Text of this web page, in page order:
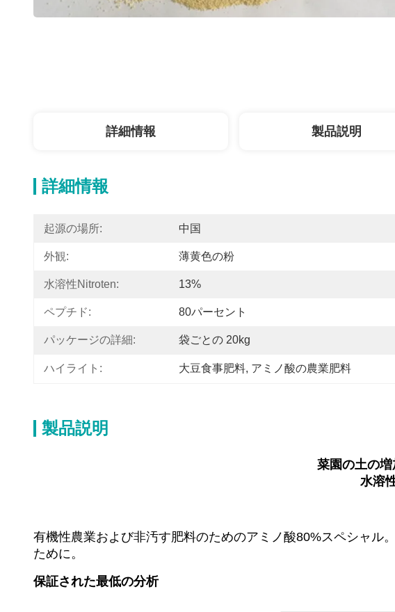
詳細情報 製品説明
詳細情報
起源の場所: 中国
外観: 薄黄色の粉
水溶性nitroten: 13%
ペプチド: 80パーセント
パッケージの詳細: 袋ごとの 20kg
ハイライト: 大豆食事肥料, アミノ酸の農業肥料
製品説明
菜園の土の
水溶
有機性農業および非汚す肥料のためのアミノ酸80%スペシャル
ために。
保証された最低の分析